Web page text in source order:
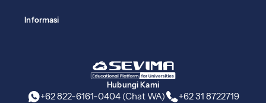
Hubungi Kami
+62 822-6161-0404 (Chat WA)
+62 31 8722719
Informasi